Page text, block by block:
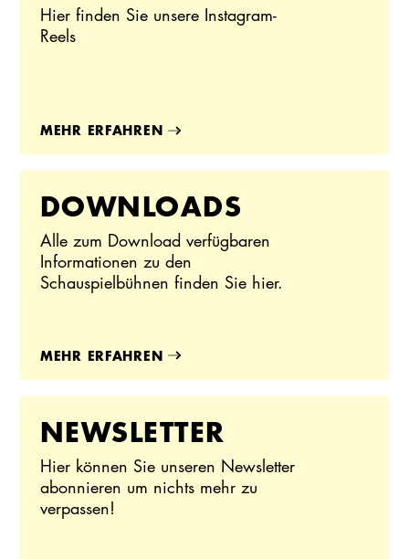
Hier finden Sie unsere Instagram-
Reels
MEHR ERFAHREN
DOWNLOADS
Alle zum Download verfügbaren
Informationen zu den
Schauspielbühnen finden Sie hier.
MEHR ERFAHREN
NEWSLETTER
Hier können Sie unseren Newsletter
abonnieren um nichts mehr zu
verpassen!